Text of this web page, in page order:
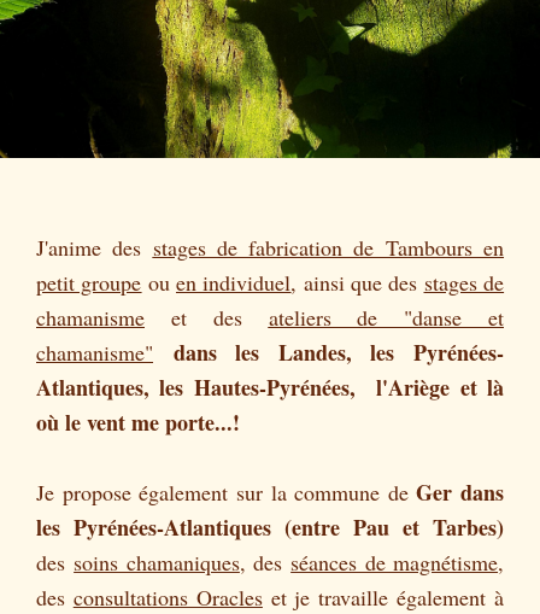
J'anime des stages de fabrication de Tambours en
petit groupe ouen individuel, ainsi que des stages de
chamanisme et des ateliers de "danse et
chamanisme"
dans les Landes, les Pyrénées-
Atlantiques, les Hautes-Pyrénées, l'Ariège et là
où le vent me porte...!
Je propose également sur la commune deGer dans
les Pyrénées-Atlantiques (entre Pau et Tarbes)
des soins chamaniques, des séances de magnétisme,
des consultations Oracleset je travaille également à